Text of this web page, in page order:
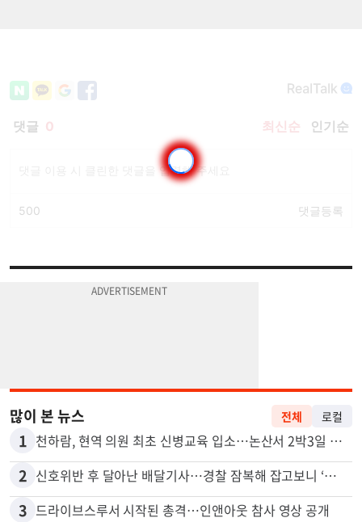
많이 본 뉴스 전체 로컬
1 천하람, 현역 의원 최초 신병교육 입소…논산서 2박3일 생활
2 신호위반 후 달아난 배달기사…경찰 잠복해 잡고보니 ‘반전’
3 드라이브스루서 시작된 총격…인앤아웃 참사 영상 공개